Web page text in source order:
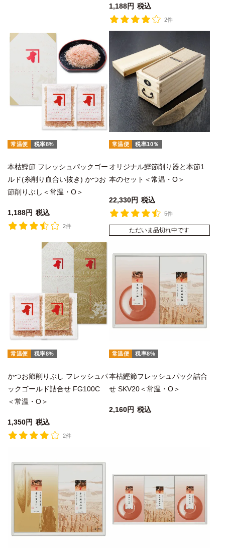
1,188 税込
2件
常温便 税率8%
本枯鰹節 フレッシュパックゴー
ルド(糸削り血合い抜き) かつお
節削りぶし＜常温・O＞
1,188 税込
2件
常温便 税率10％
オリジナル鰹節削り器と本節1
本のセット＜常温・O＞
22,330 税込
5件
ただいま品切れ中です
常温便 税率8%
かつお節削りぶし フレッシュパ
ックゴールド詰合せ FG100C
＜常温・O＞
1,350 税込
2件
常温便 税率8%
本枯鰹節フレッシュパック詰合
せ SKV20＜常温・O＞
2,160 税込